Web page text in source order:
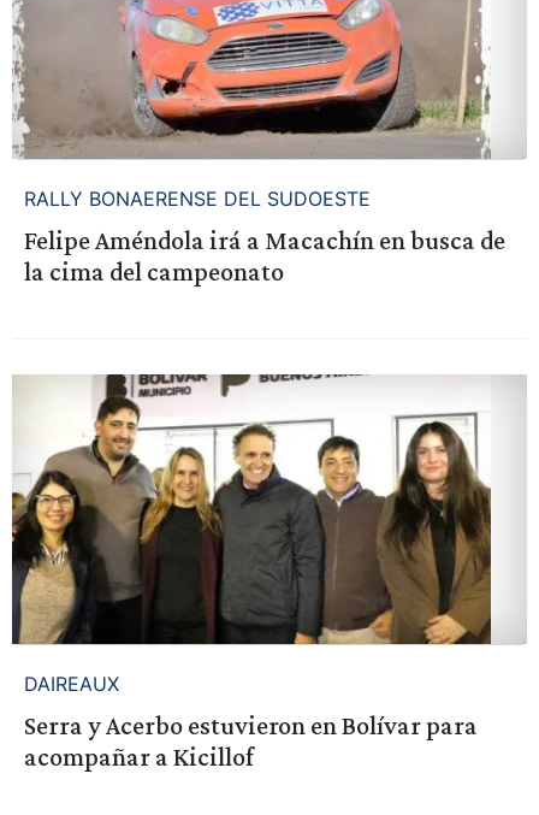
RALLY BONAERENSE DEL SUDOESTE
Felipe Améndola irá a Macachín en busca de
la cima del campeonato
DAIREAUX
Serra y Acerbo estuvieron en Bolívar para
acompañar a Kicillof